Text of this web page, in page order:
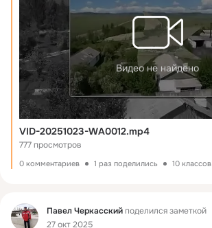
Видео не найдено
VID-20251023-WA0012.mp4
777 просмотров
0 комментариев 1 раз поделились 10 классов
Фид Павел Черкасскийподелился заметкой
27 окт 2025